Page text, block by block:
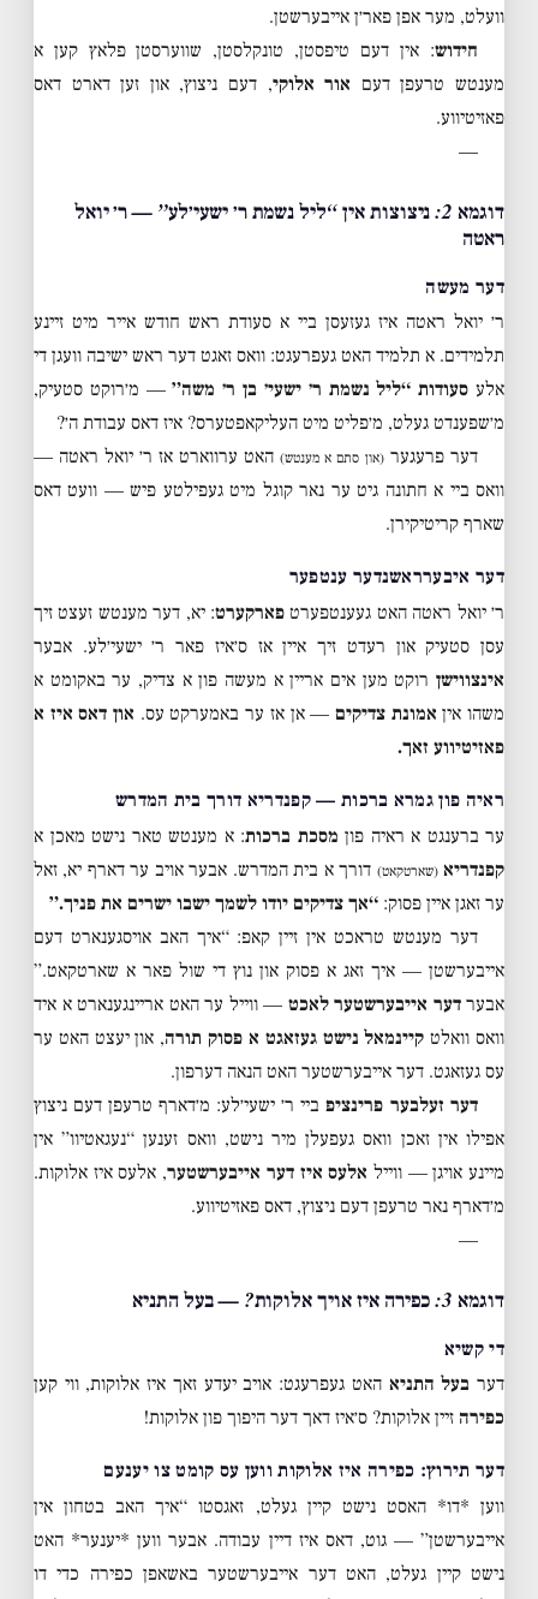
וועלט, מער אפן פאר׳ן אייבערשטן.
חידוש: אין דעם טיפסטן, טונקלסטן, שווערסטן פלאץ קען א
מענטש טרעפן דעם אור אלוקי, דעם ניצוץ, און זען דארט דאס
פאזיטיווע.
—
דוגמא 2: ניצוצות אין “ליל נשמת ר׳ ישעי׳לע” — ר׳ יואל
ראטה
דער מעשה
ר׳ יואל ראטה איז געזעסן ביי א סעודת ראש חודש אייר מיט זיינע
תלמידים. א תלמיד האט געפרעגט: וואס זאגט דער ראש ישיבה וועגן די
אלע סעודות “ליל נשמת ר׳ ישעי׳ בן ר׳ משה”— מ׳רוקט סטעיק,
מ׳שפענדט געלט, מ׳פליט מיט העליקאפטערס? איז דאס עבודת ה׳?
דער פרעגער(און סתם א מענטש)האט ערווארט אז ר׳ יואל ראטה —
וואס ביי א חתונה גיט ער נאר קוגל מיט געפילטע פיש — וועט דאס
שארף קריטיקירן.
דער איבערראשנדער ענטפער
ר׳ יואל ראטה האט געענטפערט פארקערט: יא, דער מענטש זעצט זיך
עסן סטעיק און רעדט זיך איין אז ס׳איז פאר ר׳ ישעי׳לע. אבער
אינצווישן רוקט מען אים אריין א מעשה פון א צדיק, ער באקומט א
משהו אין אמונת צדיקים — אן אז ער באמערקט עס. און דאס איז א
פאזיטיווע זאך.
ראיה פון גמרא ברכות — קפנדריא דורך בית המדרש
ער ברענגט א ראיה פון מסכת ברכות: א מענטש טאר נישט מאכן א
קפנדריא (שארטקאט) דורך א בית המדרש. אבער אויב ער דארף יא, זאל
ער זאגן איין פסוק: “אך צדיקים יודו לשמך ישבו ישרים את פניך.”
דער מענטש טראכט אין זיין קאפ: “איך האב אויסגענארט דעם
אייבערשטן — איך זאג א פסוק און נוץ די שול פאר א שארטקאט.”
אבערדער אייבערשטער לאכט — ווייל ער האט אריינגענארט א איד
וואס וואלט קיינמאל נישט געזאגט א פסוק תורה, און יעצט האט ער
עס געזאגט. דער אייבערשטער האט הנאה דערפון.
דער זעלבער פרינציפביי ר׳ ישעי׳לע: מ׳דארף טרעפן דעם ניצוץ
אפילו אין זאכן וואס געפעלן מיר נישט, וואס זענען “נעגאטיוו” אין
מיינע אויגן — ווייל אלעס איז דער אייבערשטער, אלעס איז אלוקות.
מ׳דארף נאר טרעפן דעם ניצוץ, דאס פאזיטיווע.
—
דוגמא 3: כפירה איז אויך אלוקות? — בעל התניא
די קשיא
דער בעל התניא האט געפרעגט: אויב יעדע זאך איז אלוקות, ווי קען
כפירה זיין אלוקות? ס׳איז דאך דער היפוך פון אלוקות!
דער תירוץ: כפירה איז אלוקות ווען עס קומט צו יענעם
ווען *דו* האסט נישט קיין געלט, זאגסטו “איך האב בטחון אין
אייבערשטן” — גוט, דאס איז דיין עבודה. אבער ווען *יענער* האט
נישט קיין געלט, האט דער אייבערשטער באשאפן כפירה כדי דו